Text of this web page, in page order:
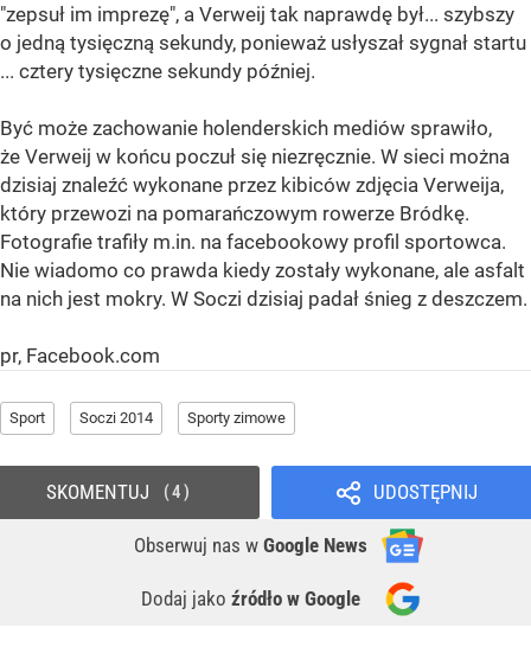
"zepsuł im imprezę", a Verweij tak naprawdę był... szybszy
o jedną tysięczną sekundy, ponieważ usłyszał sygnał startu
... cztery tysięczne sekundy później.
Być może zachowanie holenderskich mediów sprawiło,
że Verweij w końcu poczuł się niezręcznie. W sieci można
dzisiaj znaleźć wykonane przez kibiców zdjęcia Verweija,
który przewozi na pomarańczowym rowerze Bródkę.
Fotografie trafiły m.in. na facebookowy profil sportowca.
Nie wiadomo co prawda kiedy zostały wykonane, ale asfalt
na nich jest mokry. W Soczi dzisiaj padał śnieg z deszczem.
pr, Facebook.com
Sport Soczi 2014 Sporty zimowe
UDOSTĘPNIJ
Obserwuj nas w Google News
Dodaj jako źródło w Google
SKOMENTUJ 4